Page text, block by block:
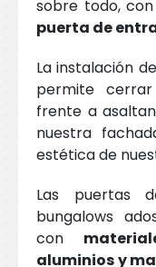
sobre todo,
puerta de
La instalación
permite
frente a
nuestra
estética de
Las puertas
bungalows
con
aluminios y